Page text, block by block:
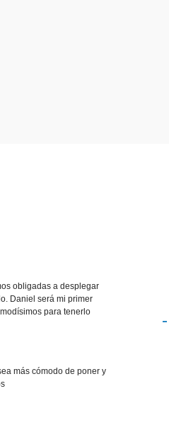
obligadas a desplegar
Daniel será mi primer
para tenerlo
más cómodo de poner y